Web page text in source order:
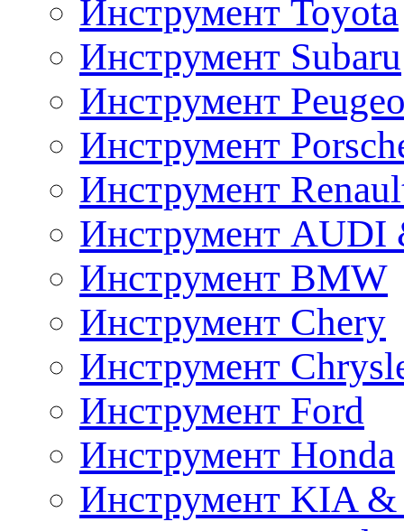
Инструмент Toyota
Инструмент Subaru
Инструмент
Инструмент
Инструмент
Инструмент AUDI
Инструмент BMW
Инструмент Chery
Инструмент
Инструмент Ford
Инструмент Honda
Инструмент KIA